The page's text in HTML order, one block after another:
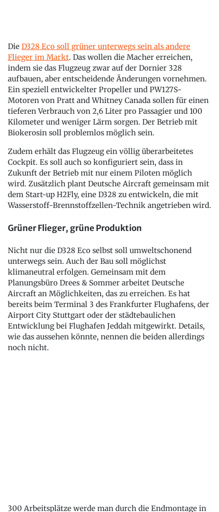
Die D328 Eco soll grüner unterwegs sein als andere
Flieger im Markt. Das wollen die Macher erreichen,
indem sie das Flugzeug zwar auf der Dornier 328
aufbauen, aber entscheidende Änderungen vornehmen.
Ein speziell entwickelter Propeller und PW127S-
Motoren von Pratt and Whitney Canada sollen für einen
tieferen Verbrauch von 2,6 Liter pro Passagier und 100
Kilometer und weniger Lärm sorgen. Der Betrieb mit
Biokerosin soll problemlos möglich sein.
Zudem erhält das Flugzeug ein völlig überarbeitetes
Cockpit. Es soll auch so konfiguriert sein, dass in
Zukunft der Betrieb mit nur einem Piloten möglich
wird. Zusätzlich plant Deutsche Aircraft gemeinsam mit
dem Start-up H2Fly, eine D328 zu entwickeln, die mit
Wasserstoff-Brennstoffzellen-Technik angetrieben wird.
Grüner Flieger, grüne Produktion
Nicht nur die D328 Eco selbst soll umweltschonend
unterwegs sein. Auch der Bau soll möglichst
klimaneutral erfolgen. Gemeinsam mit dem
Planungsbüro Drees & Sommer arbeitet Deutsche
Aircraft an Möglichkeiten, das zu erreichen. Es hat
bereits beim Terminal 3 des Frankfurter Flughafens, der
Airport City Stuttgart oder der städtebaulichen
Entwicklung bei Flughafen Jeddah mitgewirkt. Details,
wie das aussehen könnte, nennen die beiden allerdings
noch nicht.
300 Arbeitsplätze werde man durch die Endmontage in